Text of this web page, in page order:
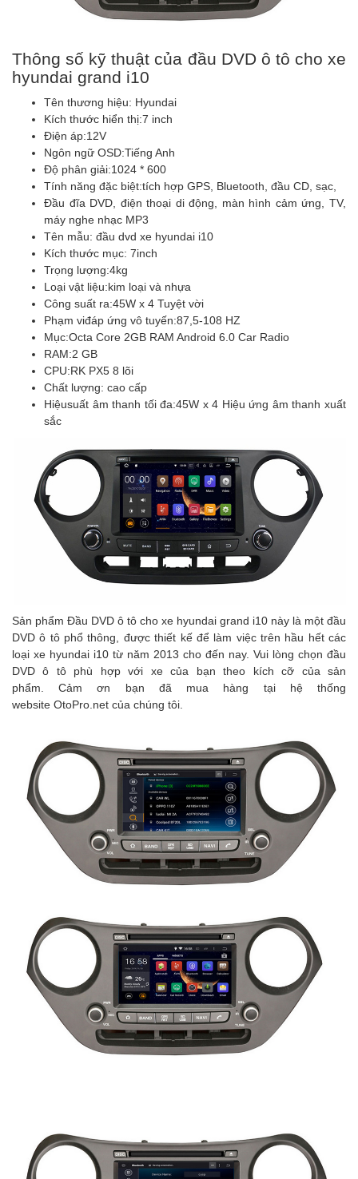
Thông số kỹ thuật của đầu DVD ô tô cho xe
hyundai grand i10
Tên thương hiệu: Hyundai
Kích thước hiển thị:7 inch
Điện áp:12V
Ngôn ngữ OSD:Tiếng Anh
Độ phân giải:1024 * 600
Tính năng đặc biệt:tích hợp GPS, Bluetooth, đầu CD, sạc,
Đầu đĩa DVD, điện thoại di động, màn hình cảm ứng, TV,
máy nghe nhạc MP3
Tên mẫu: đầu dvd xe hyundai i10
Kích thước mục: 7inch
Trọng lượng:4kg
Loại vật liệu:kim loại và nhựa
Công suất ra:45W x 4 Tuyệt vời
Phạm viđáp ứng vô tuyến:87,5-108 HZ
Mục:Octa Core 2GB RAM Android 6.0 Car Radio
RAM:2 GB
CPU:RK PX5 8 lõi
Chất lượng: cao cấp
Hiệusuất âm thanh tối đa:45W x 4 Hiệu ứng âm thanh xuất
sắc
Sản phẩm Đầu DVD ô tô cho xe hyundai grand i10 này là một đầu
DVD ô tô phổ thông, được thiết kế để làm việc trên hầu hết các
loại xe hyundai i10 từ năm 2013 cho đến nay. Vui lòng chọn đầu
DVD ô tô phù hợp với xe của bạn theo kích cỡ của sản
phẩm. Cảm ơn bạn đã mua hàng tại hệ thống
website OtoPro.net của chúng tôi.